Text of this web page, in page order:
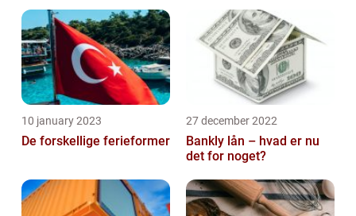
10 january 2023
De forskellige ferieformer
27 december 2022
Bankly lån – hvad er nu
det for noget?